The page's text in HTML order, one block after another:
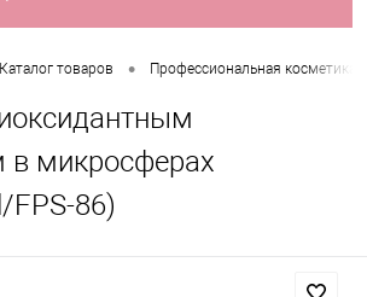
Каталог товаров • Профессиональная косметика
в микросферах
FPS-86)